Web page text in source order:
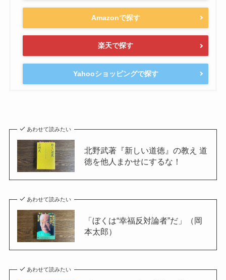
Amazonで探す
楽天で探す
Yahooショッピングで探す
あわせて読みたい
北野武著『新しい道徳』の教え 道
徳を他人まかせにするな！
あわせて読みたい
「ぼくは“幸福反対論者”だ」（岡
本太郎）
あわせて読みたい